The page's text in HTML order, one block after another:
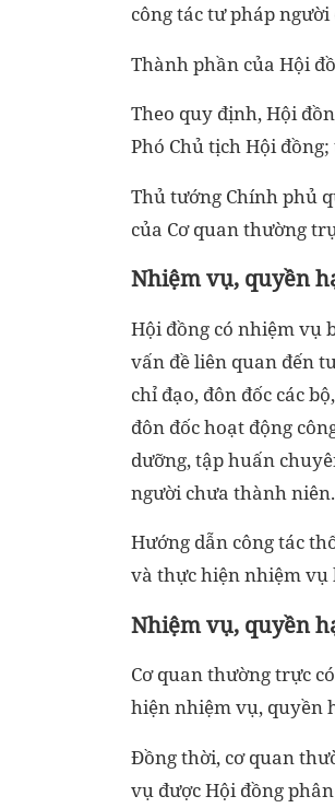
công tác tư pháp
Thành phần của Hội
Theo quy định, Hội
Phó Chủ tịch Hội
Thủ tướng Chính phủ
của Cơ quan thường
Nhiệm vụ, quyền
Hội đồng có nhiệm vụ
vấn đề liên quan đến
chỉ đạo, đôn đốc các
đôn đốc hoạt động
dưỡng, tập huấn
người chưa thành niên.
Hướng dẫn công tác
và thực hiện nhiệm vụ
Nhiệm vụ, quyền
Cơ quan thường trực
hiện nhiệm vụ, quyền
Đồng thời, cơ quan
vụ được Hội đồng